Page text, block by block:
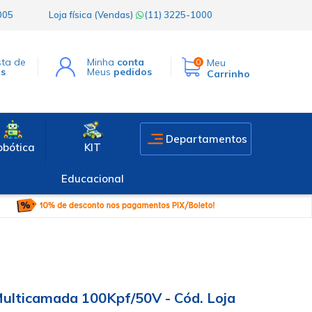
Loja física (Vendas) (11) 3225-1000
de Minha conta
Meus pedidos
0
Meu
Carrinho
KIT
Educacional
Departamentos
100Kpf/50V - Cód. Loja